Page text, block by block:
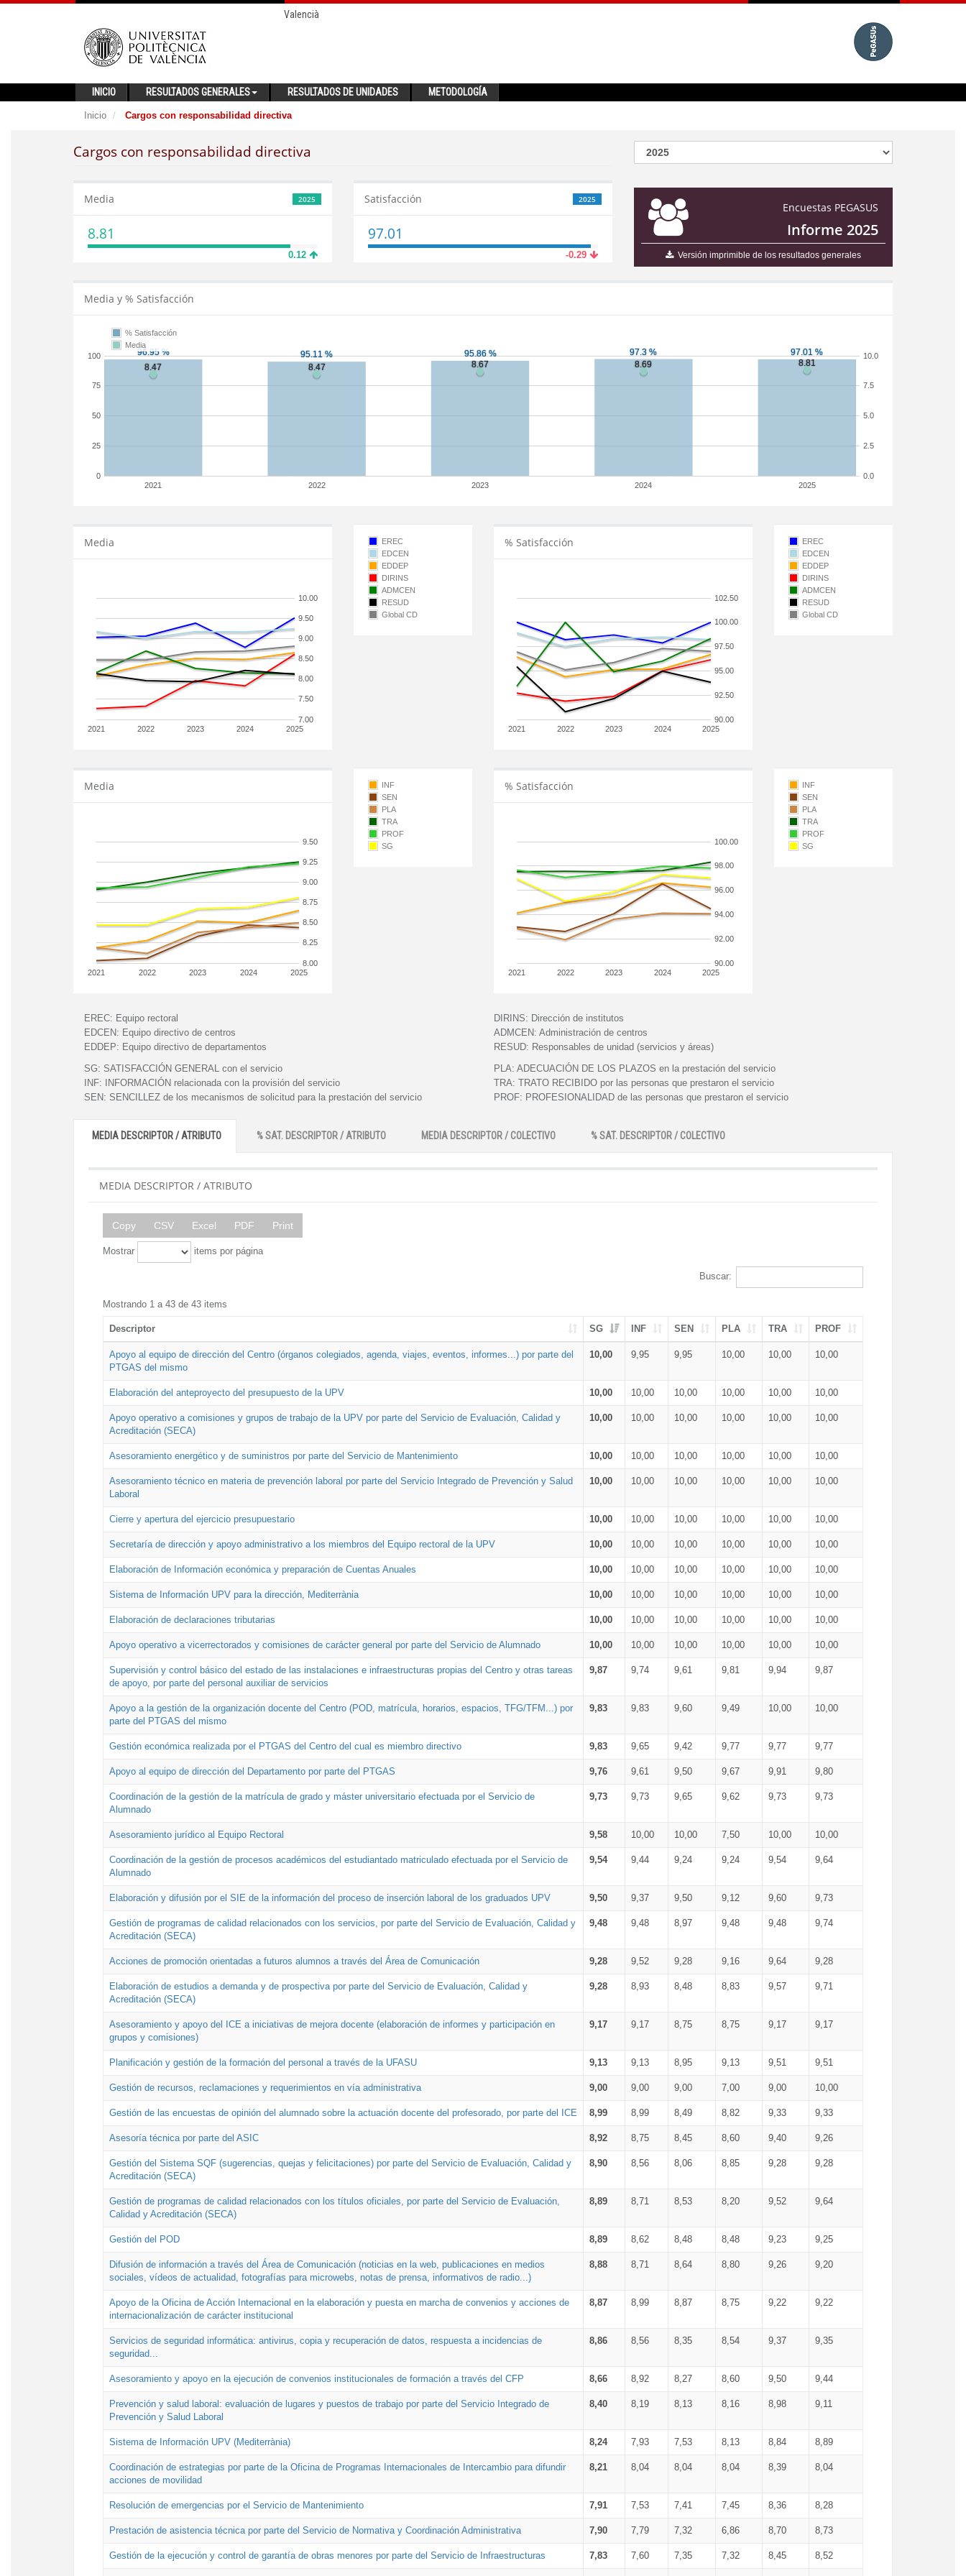
Valencià
INICIO RESULTADOS GENERALES RESULTADOS DE UNIDADES METODOLOGÍA
Inicio Cargos con responsabilidad directiva
Cargos con responsabilidad directiva
Encuestas PEGASUS
Informe 2025
Versión imprimible de los resultados generales
2025
Media
8.81
0.12
2025
Satisfacción
97.01
-0.29
Media y % Satisfacción
2021 2022 2023 2024 2025
0
25
50
75
100
0.0
2.5
5.0
7.5
10.0
% Satisfacción
Media
Media
2021 2022 2023 2024 2025
7.00
7.50
8.00
8.50
9.00
9.50
10.00
EREC
EDCEN
EDDEP
DIRINS
ADMCEN
RESUD
Global CD
% Satisfacción
2021 2022 2023 2024 2025
90.00
92.50
95.00
97.50
100.00
102.50
EREC
EDCEN
EDDEP
DIRINS
ADMCEN
RESUD
Global CD
Media
2021 2022 2023 2024 2025
8.00
8.25
8.50
8.75
9.00
9.25
9.50
INF
SEN
PLA
TRA
PROF
SG
% Satisfacción
2021 2022 2023 2024 2025
90.00
92.00
94.00
96.00
98.00
100.00
INF
SEN
PLA
TRA
PROF
SG
EREC: Equipo rectoral
EDCEN: Equipo directivo de centros
EDDEP: Equipo directivo de departamentos
DIRINS: Dirección de institutos
ADMCEN: Administración de centros
RESUD: Responsables de unidad (servicios y áreas)
SG: SATISFACCIÓN GENERAL con el servicio
INF:
INFORMACIÓN relacionada con la provisión del servicio
SEN: SENCILLEZ de los mecanismos de solicitud para la prestación del servicio
PLA: ADECUACIÓN DE LOS PLAZOS en la prestación del servicio
TRA: TRATO RECIBIDO por las personas que prestaron el servicio
PROF: PROFESIONALIDAD de las personas que prestaron el servicio
MEDIA DESCRIPTOR / ATRIBUTO % SAT. DESCRIPTOR / ATRIBUTO MEDIA DESCRIPTOR / COLECTIVO % SAT. DESCRIPTOR / COLECTIVO
MEDIA DESCRIPTOR / ATRIBUTO
Copy CSV Excel PDF Print
Mostrar items por página
Buscar:
Mostrando 1 a 43 de 43 items
Descriptor SG INF SEN PLA TRA PROF
Apoyo al equipo de dirección del Centro (órganos colegiados, agenda, viajes, eventos, informes...) por parte del
PTGAS del mismo
10,00 9,95 9,95 10,00 10,00 10,00
Elaboración del anteproyecto del presupuesto de la UPV 10,00 10,00 10,00 10,00 10,00 10,00
Apoyo operativo a comisiones y grupos de trabajo de la UPV por parte del Servicio de Evaluación, Calidad y
Acreditación (SECA)
10,00 10,00 10,00 10,00 10,00 10,00
Asesoramiento energético y de suministros por parte del Servicio de Mantenimiento 10,00 10,00 10,00 10,00 10,00 10,00
Asesoramiento técnico en materia de prevención laboral por parte del Servicio Integrado de Prevención y Salud
Laboral
10,00 10,00 10,00 10,00 10,00 10,00
Cierre y apertura del ejercicio presupuestario 10,00 10,00 10,00 10,00 10,00 10,00
Secretaría de dirección y apoyo administrativo a los miembros del Equipo rectoral de la UPV 10,00 10,00 10,00 10,00 10,00 10,00
Elaboración de Información económica y preparación de Cuentas Anuales 10,00 10,00 10,00 10,00 10,00 10,00
Sistema de Información UPV para la dirección, Mediterrània 10,00 10,00 10,00 10,00 10,00 10,00
Elaboración de declaraciones tributarias 10,00 10,00 10,00 10,00 10,00 10,00
Apoyo operativo a vicerrectorados y comisiones de carácter general por parte del Servicio de Alumnado 10,00 10,00 10,00 10,00 10,00 10,00
Supervisión y control básico del estado de las instalaciones e infraestructuras propias del Centro y otras tareas
de apoyo, por parte del personal auxiliar de servicios
9,87 9,74 9,61 9,81 9,94 9,87
Apoyo a la gestión de la organización docente del Centro (POD, matrícula, horarios, espacios, TFG/TFM...) por
parte del PTGAS del mismo
9,83 9,83 9,60 9,49 10,00 10,00
Gestión económica realizada por el PTGAS del Centro del cual es miembro directivo 9,83 9,65 9,42 9,77 9,77 9,77
Apoyo al equipo de dirección del Departamento por parte del PTGAS 9,76 9,61 9,50 9,67 9,91 9,80
Coordinación de la gestión de la matrícula de grado y máster universitario efectuada por el Servicio de
Alumnado
9,73 9,73 9,65 9,62 9,73 9,73
Asesoramiento jurídico al Equipo Rectoral 9,58 10,00 10,00 7,50 10,00 10,00
Coordinación de la gestión de procesos académicos del estudiantado matriculado efectuada por el Servicio de
Alumnado
9,54 9,44 9,24 9,24 9,54 9,64
Elaboración y difusión por el SIE de la información del proceso de inserción laboral de los graduados UPV 9,50 9,37 9,50 9,12 9,60 9,73
Gestión de programas de calidad relacionados con los servicios, por parte del Servicio de Evaluación, Calidad y
Acreditación (SECA)
9,48 9,48 8,97 9,48 9,48 9,74
Acciones de promoción orientadas a futuros alumnos a través del Área de Comunicación 9,28 9,52 9,28 9,16 9,64 9,28
Elaboración de estudios a demanda y de prospectiva por parte del Servicio de Evaluación, Calidad y
Acreditación (SECA)
9,28 8,93 8,48 8,83 9,57 9,71
Asesoramiento y apoyo del ICE a iniciativas de mejora docente (elaboración de informes y participación en
grupos y comisiones)
9,17 9,17 8,75 8,75 9,17 9,17
Planificación y gestión de la formación del personal a través de la UFASU 9,13 9,13 8,95 9,13 9,51 9,51
Gestión de recursos, reclamaciones y requerimientos en vía administrativa 9,00 9,00 9,00 7,00 9,00 10,00
Gestión de las encuestas de opinión del alumnado sobre la actuación docente del profesorado, por parte del ICE 8,99 8,99 8,49 8,82 9,33 9,33
Asesoría técnica por parte del ASIC 8,92 8,75 8,45 8,60 9,40 9,26
Gestión del Sistema SQF (sugerencias, quejas y felicitaciones) por parte del Servicio de Evaluación, Calidad y
Acreditación (SECA)
8,90 8,56 8,06 8,85 9,28 9,28
Gestión de programas de calidad relacionados con los títulos oficiales, por parte del Servicio de Evaluación,
Calidad y Acreditación (SECA)
8,89 8,71 8,53 8,20 9,52 9,64
Gestión del POD 8,89 8,62 8,48 8,48 9,23 9,25
Difusión de información a través del Área de Comunicación (noticias en la web, publicaciones en medios
sociales, vídeos de actualidad, fotografías para microwebs, notas de prensa, informativos de radio...)
8,88 8,71 8,64 8,80 9,26 9,20
Apoyo de la Oficina de Acción Internacional en la elaboración y puesta en marcha de convenios y acciones de
internacionalización de carácter institucional
8,87 8,99 8,87 8,75 9,22 9,22
Servicios de seguridad informática: antivirus, copia y recuperación de datos, respuesta a incidencias de
seguridad...
8,86 8,56 8,35 8,54 9,37 9,35
Asesoramiento y apoyo en la ejecución de convenios institucionales de formación a través del CFP 8,66 8,92 8,27 8,60 9,50 9,44
Prevención y salud laboral: evaluación de lugares y puestos de trabajo por parte del Servicio Integrado de
Prevención y Salud Laboral
8,40 8,19 8,13 8,16 8,98 9,11
Sistema de Información UPV (Mediterrània) 8,24 7,93 7,53 8,13 8,84 8,89
Coordinación de estrategias por parte de la Oficina de Programas Internacionales de Intercambio para difundir
acciones de movilidad
8,21 8,04 8,04 8,04 8,39 8,04
Resolución de emergencias por el Servicio de Mantenimiento 7,91 7,53 7,41 7,45 8,36 8,28
Prestación de asistencia técnica por parte del Servicio de Normativa y Coordinación Administrativa 7,90 7,79 7,32 6,86 8,70 8,73
Gestión de la ejecución y control de garantía de obras menores por parte del Servicio de Infraestructuras 7,83 7,60 7,35 7,32 8,45 8,52